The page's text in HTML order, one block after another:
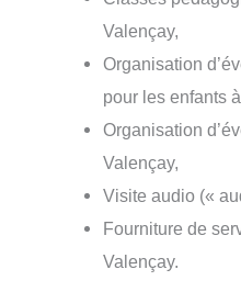
Valençay,
Organisation
pour les enfants
Organisation
Valençay,
Visite audio («
Fourniture de
Valençay.